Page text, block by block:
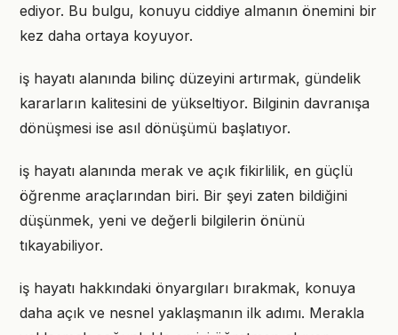
ediyor. Bu bulgu, konuyu ciddiye almanın önemini bir
kez daha ortaya koyuyor.
iş hayatı alanında bilinç düzeyini artırmak, gündelik
kararların kalitesini de yükseltiyor. Bilginin davranışa
dönüşmesi ise asıl dönüşümü başlatıyor.
iş hayatı alanında merak ve açık fikirlilik, en güçlü
öğrenme araçlarından biri. Bir şeyi zaten bildiğini
düşünmek, yeni ve değerli bilgilerin önünü
tıkayabiliyor.
iş hayatı hakkındaki önyargıları bırakmak, konuya
daha açık ve nesnel yaklaşmanın ilk adımı. Merakla